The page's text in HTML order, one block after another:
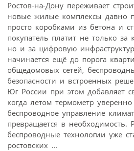
Ростов-на-Дону переживает
новые жилые комплексы давно
просто коробками из бетона и
покупатель платит не только за
но и за цифровую
начинается ещё до порога
общедомовых сетей,
безопасности и встроенных
Юг России при этом добавляет
когда летом термометр
беспроводное управление
превращается в необходимость.
беспроводные технологии уже
ростовских ...